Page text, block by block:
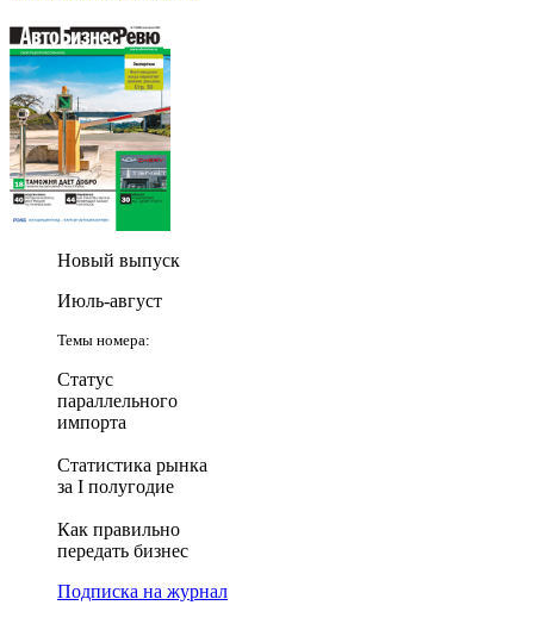
Новый выпуск
Июль-август
Темы номера:
Статус
параллельного
импорта
Статистика рынка
за I полугодие
Как правильно
передать бизнес
Подписка на журнал